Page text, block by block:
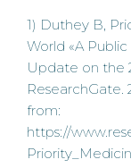
1) Duthey B,
World «A
Update on the
ResearchGate.
from:
https://